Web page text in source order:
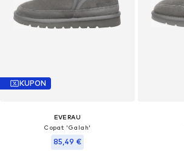
KUPON
EVERAU
Copat 'Galah'
85,49 €